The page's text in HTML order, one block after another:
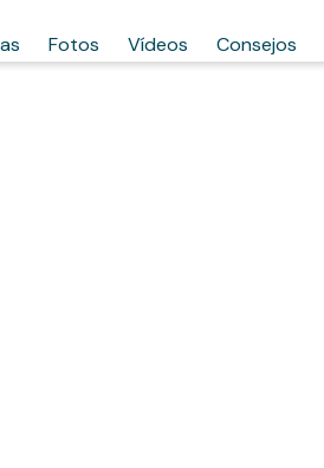
Fotos Vídeos Consejos